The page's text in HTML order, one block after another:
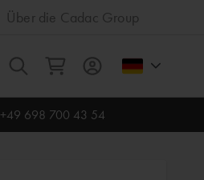
Über die Cadac Group
Alles
+49 698 700 43 54